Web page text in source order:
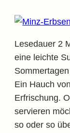
Lesedauer 2
eine leichte
Ein Hauch
Erfrischung.
servieren
so oder so